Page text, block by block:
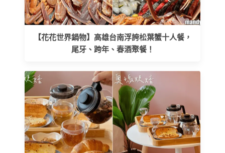
【花花世界鍋物】高雄台南浮誇松葉蟹十人餐，
尾牙、跨年、春酒聚餐！